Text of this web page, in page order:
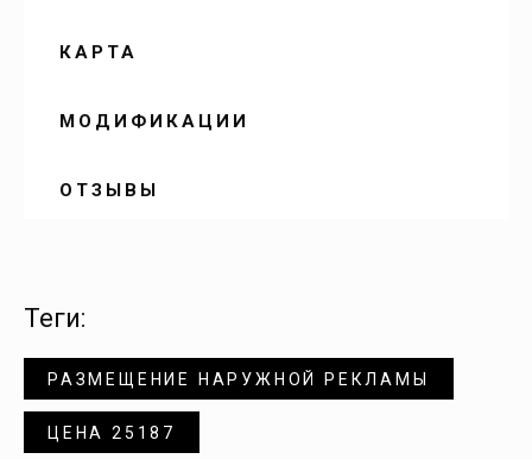
Воскресенское
Вязовка
Генеральское
Давыдовка
Дергачи
КАРТА
МОДИФИКАЦИИ
ОТЗЫВЫ
теги:
РАЗМЕЩЕНИЕ НАРУЖНОЙ РЕКЛАМЫ
ЦЕНА 25187